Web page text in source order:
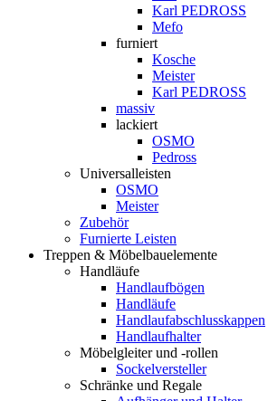
Karl PEDROSS
Mefo
furniert
Kosche
Meister
Karl PEDROSS
massiv
lackiert
OSMO
Pedross
Universalleisten
OSMO
Meister
Zubehör
Furnierte Leisten
Treppen & Möbelbauelemente
Handläufe
Handlaufbögen
Handläufe
Handlaufabschlusskappen
Handlaufhalter
Möbelgleiter und -rollen
Sockelversteller
Schränke und Regale